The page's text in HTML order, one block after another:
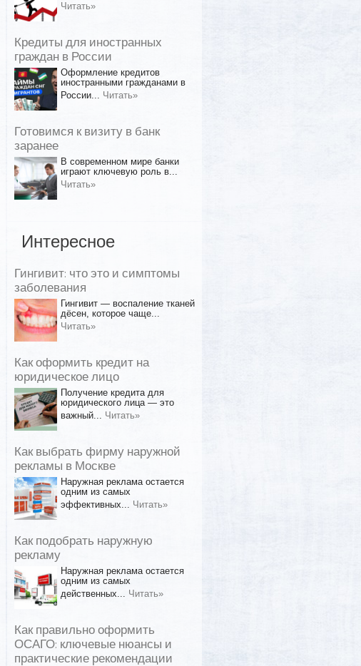
Читать»
Кредиты для иностранных
граждан в России
Оформление кредитов
иностранными гражданами в
России... Читать»
Готовимся к визиту в банк
заранее
В современном мире банки
играют ключевую роль в...
Читать»
Интересное
Гингивит: что это и симптомы
заболевания
Гингивит — воспаление тканей
дёсен, которое чаще...
Читать»
Как оформить кредит на
юридическое лицо
Получение кредита для
юридического лица — это
важный... Читать»
Как выбрать фирму наружной
рекламы в Москве
Наружная реклама остается
одним из самых
эффективных... Читать»
Как подобрать наружную
рекламу
Наружная реклама остается
одним из самых
действенных... Читать»
Как правильно оформить
ОСАГО: ключевые нюансы и
практические рекомендации